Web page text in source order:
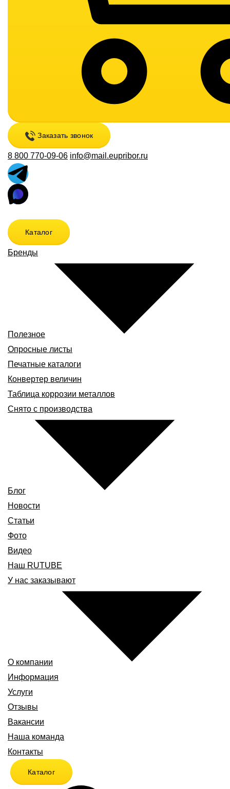
Заказать звонок
8 800 770-09-06 info@mail.eupribor.ru
Каталог
Бренды
Полезное
Опросные листы
Печатные каталоги
Конвертер величин
Таблица коррозии металлов
Снято с производства
Блог
Новости
Статьи
Фото
Видео
Наш RUTUBE
У нас заказывают
О компании
Информация
Услуги
Отзывы
Вакансии
Наша команда
Контакты
Каталог